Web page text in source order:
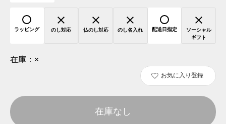
ラッピング のし対応 仏のし対応 のし名入れ 配送日指定
ソーシャル
ギフト
在庫： ×
お気に入り登録
在庫なし